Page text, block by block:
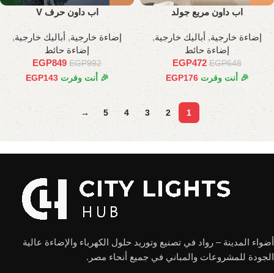
اب داون مربع جولد
إضاءة خارجية, أباليك خارجية,
إضاءة حائط
EGP648
EGP472
🎉 أنت وفرت EGP176
اب داون حرف V
إضاءة خارجية, أباليك خارجية,
إضاءة حائط
EGP992
EGP849
🎉 أنت وفرت EGP143
1
2
3
4
5
→
أضواء المدينة – رواد في تصنيع وتوريد حلول الكهرباء والإضاءة عالية
الجودة للمشروعات والمباني في جميع أنحاء مصر.